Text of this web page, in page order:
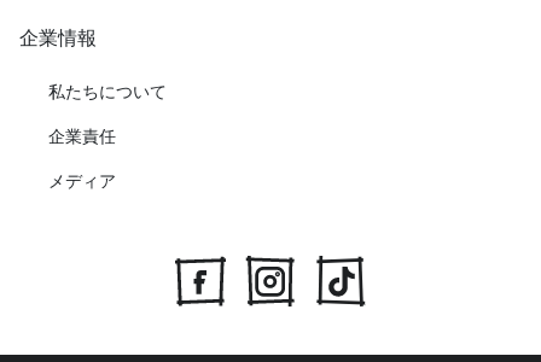
企業情報
私たちについて
企業責任
メディア